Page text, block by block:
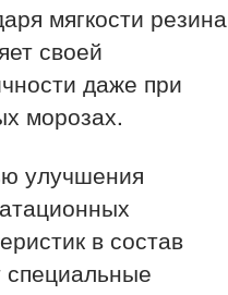
мягкости резина
своей
даже при
морозах.
улучшения
в состав
специальные